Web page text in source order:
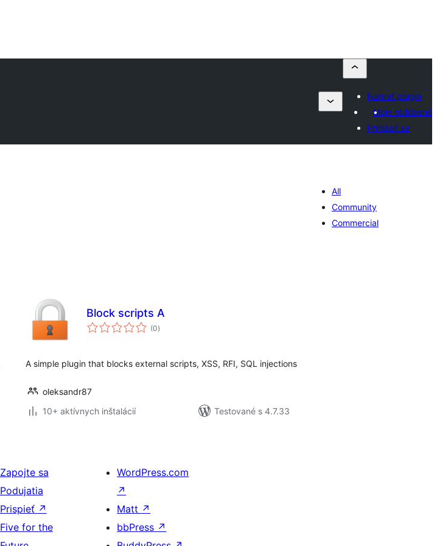
Nahrať plugin
Moje obľúbené
Prihlásiť sa
All
Community
Commercial
Block scripts A
(0celkové
hodnotenie
)
A simple plugin that blocks external scripts, XSS, RFI, SQL injections
oleksandr87
10+ aktívnych inštalácií
Testované s 4.7.33
Zapojte sa
Podujatia
Prispieť ↗
Five for the
WordPress.com
↗
Matt ↗
bbPress ↗